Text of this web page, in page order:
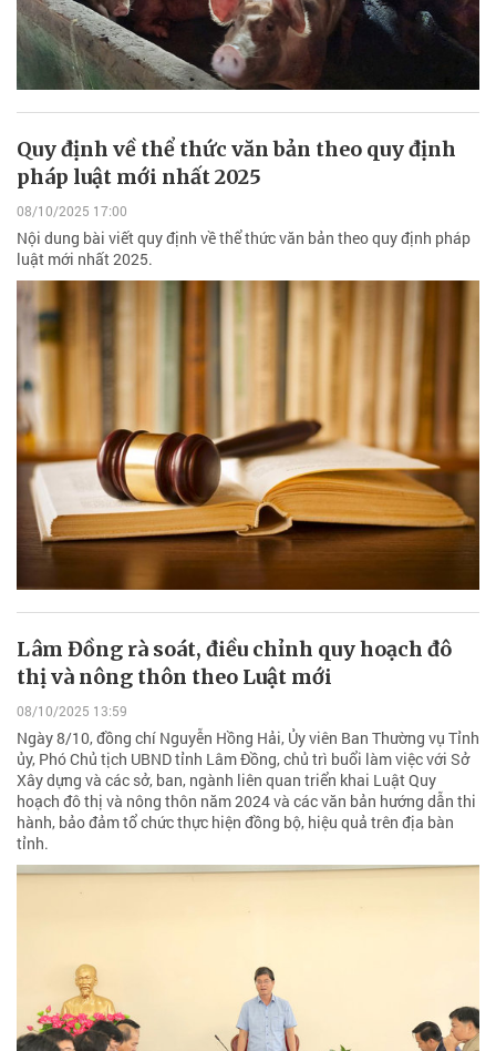
Quy định về thể thức văn bản theo quy định
pháp luật mới nhất 2025
08/10/2025 17:00
Nội dung bài viết quy định về thể thức văn bản theo quy định pháp
luật mới nhất 2025.
Lâm Đồng rà soát, điều chỉnh quy hoạch đô
thị và nông thôn theo Luật mới
08/10/2025 13:59
Ngày 8/10, đồng chí Nguyễn Hồng Hải, Ủy viên Ban Thường vụ Tỉnh
ủy, Phó Chủ tịch UBND tỉnh Lâm Đồng, chủ trì buổi làm việc với Sở
Xây dựng và các sở, ban, ngành liên quan triển khai Luật Quy
hoạch đô thị và nông thôn năm 2024 và các văn bản hướng dẫn thi
hành, bảo đảm tổ chức thực hiện đồng bộ, hiệu quả trên địa bàn
tỉnh.